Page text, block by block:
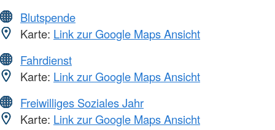
Blutspende
Karte: Link zur Google Maps Ansicht
Fahrdienst
Karte: Link zur Google Maps Ansicht
Freiwilliges Soziales Jahr
Karte: Link zur Google Maps Ansicht